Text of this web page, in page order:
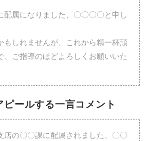
配属になりました、〇〇〇〇と申し
もしれませんが、これから精一杯頑
、ご指導のほどよろしくお願いいた
ピールする一言コメント
店の〇〇課に配属されました、〇〇